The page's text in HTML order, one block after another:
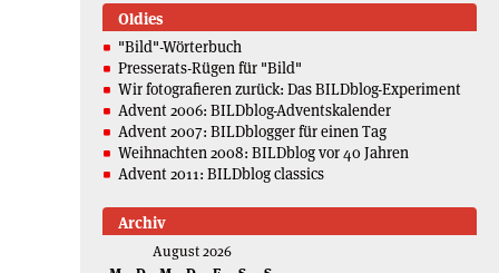
Oldies
"Bild"-Wörterbuch
Presserats-Rügen für "Bild"
Wir fotografieren zurück: Das BILDblog-Experiment
Advent 2006: BILDblog-Adventskalender
Advent 2007: BILDblogger für einen Tag
Weihnachten 2008: BILDblog vor 40 Jahren
Advent 2011: BILDblog classics
Archiv
August 2026